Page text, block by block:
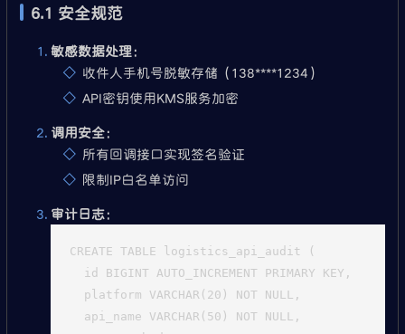
6.1 安全规范
敏感数据处理：
收件人手机号脱敏存储（138****1234）
API密钥使用KMS服务加密
调用安全：
所有回调接口实现签名验证
限制IP白名单访问
审计日志：
CREATE TABLE logistics_api_audit (
  id BIGINT AUTO_INCREMENT PRIMARY KEY,
  platform VARCHAR(20) NOT NULL,
  api_name VARCHAR(50) NOT NULL,